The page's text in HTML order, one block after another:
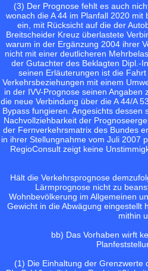
(3) Der Prognose fehlt es auch
wonach die A 44 im Planfall 2020
ein, mit Rücksicht auf die der
Breitscheider Kreuz überlastete
warum in der Ergänzung 2004 ihrer
nicht mit einer deutlicheren
der Gutachter des Beklagten Dipl.-
seinen Erläuterungen ist die
Verkehrsbeziehungen mit einem
in der IVV-Prognose seinen
die neue Verbindung über die A 44/A
Bypass fungieren. Angesichts
Nachvollziehbarkeit der
der Fernverkehrsmatrix des Bundes
in ihrer Stellungnahme vom Juli 2007
RegioConsult zeigt keine
Hält die Verkehrsprognose
Lärmprognose nicht zu
Wohnbevölkerung im Allgemeinen
Gewicht in die Abwägung eingestellt
mithin
bb) Das Vorhaben wirft
(1) Die Einhaltung der